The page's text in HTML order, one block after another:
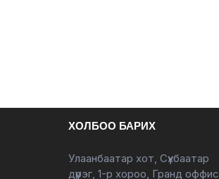
ХОЛБОО БАРИХ
Улаанбаатар хот, Сүхбаатар
дүүрэг, 1-р хороо, Гранд оффис